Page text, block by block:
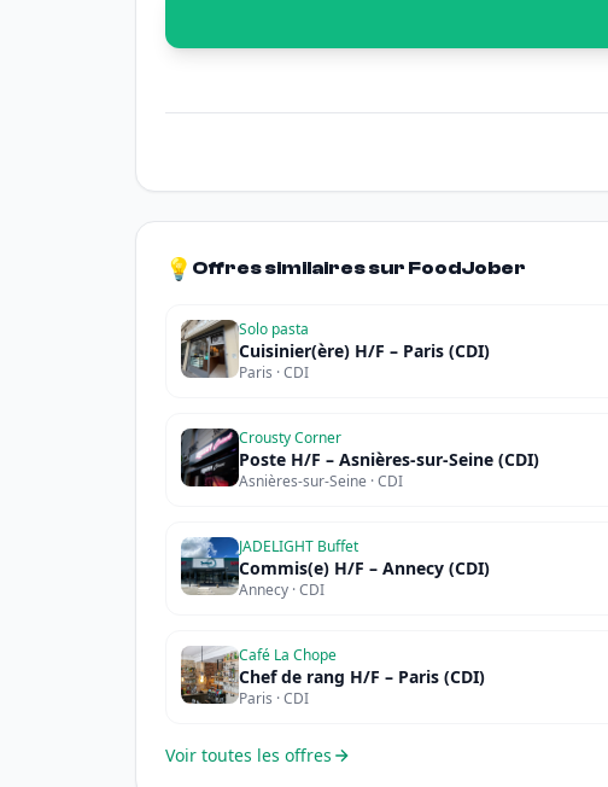
💡 Offres similaires sur FoodJober
Solo pasta
Cuisinier(ère) H/F – Paris (CDI)
Paris · CDI
Crousty Corner
Poste H/F – Asnières-sur-Seine (CDI)
Asnières-sur-Seine · CDI
JADELIGHT Buffet
Commis(e) H/F – Annecy (CDI)
Annecy · CDI
Café La Chope
Chef de rang H/F – Paris (CDI)
Paris · CDI
Voir toutes les offres